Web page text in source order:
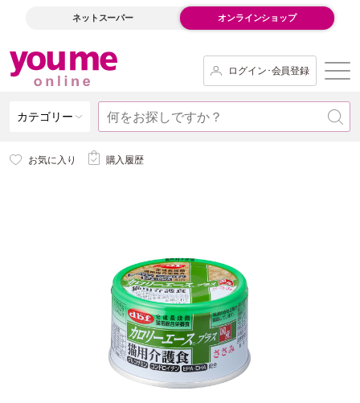
ネットスーパー オンラインショップ
ログイン･会員登録
カテゴリー
お気に入り 購入履歴